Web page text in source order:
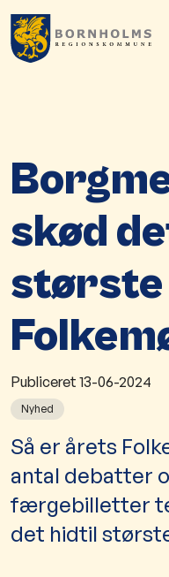
skød
største
Publiceret 13-06-2024
Nyhed
Så er årets
antal debatter
færgebilletter
det hidtil